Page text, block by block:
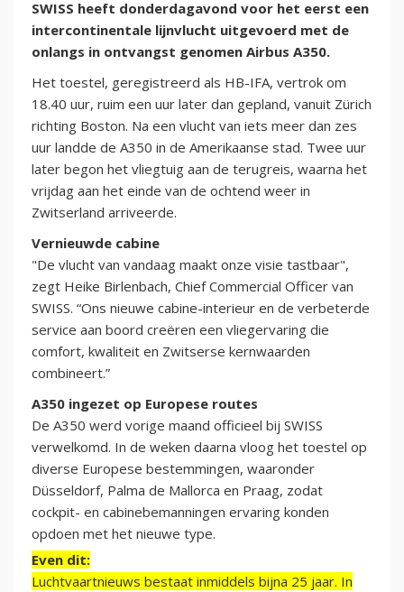
SWISS heeft donderdagavond voor het eerst een
intercontinentale lijnvlucht uitgevoerd met de
onlangs in ontvangst genomen Airbus A350.
Het toestel, geregistreerd als HB-IFA, vertrok om
18.40 uur, ruim een uur later dan gepland, vanuit Zürich
richting Boston. Na een vlucht van iets meer dan zes
uur landde de A350 in de Amerikaanse stad. Twee uur
later begon het vliegtuig aan de terugreis, waarna het
vrijdag aan het einde van de ochtend weer in
Zwitserland arriveerde.
Vernieuwde cabine
"De vlucht van vandaag maakt onze visie tastbaar",
zegt Heike Birlenbach, Chief Commercial Officer van
SWISS. “Ons nieuwe cabine-interieur en de verbeterde
service aan boord creëren een vliegervaring die
comfort, kwaliteit en Zwitserse kernwaarden
combineert.”
A350 ingezet op Europese routes
De A350 werd vorige maand officieel bij SWISS
verwelkomd. In de weken daarna vloog het toestel op
diverse Europese bestemmingen, waaronder
Düsseldorf, Palma de Mallorca en Praag, zodat
cockpit- en cabinebemanningen ervaring konden
opdoen met het nieuwe type.
Even dit:
Luchtvaartnieuws bestaat inmiddels bijna 25 jaar. In